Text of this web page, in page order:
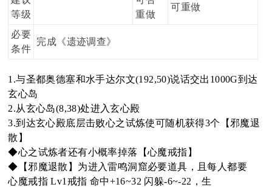
等级
重做
可重做
必要
条件
完成《遗迹调查》
1.与圣都奥德塞和水手达尔文(192,50)说话交出1000G到达
玄心岛
2.从玄心岛(8,38)处进入玄心殿
3.到达玄心殿底层击败心之试炼使可随机获得3个【邪魔退
散】
◆心之试炼者还有小概率掉落【心魔戒指】
◆【邪魔退散】为进入雷鸣洞窟必要道具，且每人都要
心魔戒指 Lv1戒指 命中+16~32 闪躲-6~-22，生